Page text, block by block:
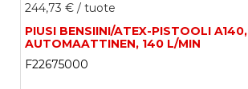
244,73 € / tuote
PIUSI BENSIINI/ATEX-PISTOOLI A140,
AUTOMAATTINEN, 140 L/MIN
F22675000